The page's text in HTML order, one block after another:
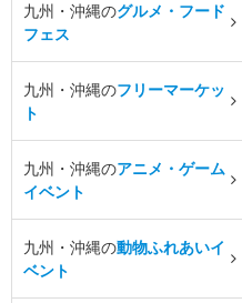
九州・沖縄のグルメ・フード
フェス
九州・沖縄のフリーマーケッ
ト
九州・沖縄のアニメ・ゲーム
イベント
九州・沖縄の動物ふれあいイ
ベント